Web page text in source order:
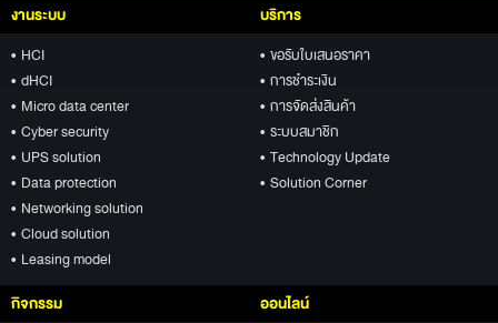
งานระบบ
• HCI
• dHCI
• Micro data center
• Cyber security
• UPS solution
• Data protection
• Networking solution
• Cloud solution
• Leasing model
บริการ
• ขอรับใบเสนอราคา
• การชำระเงิน
• การจัดส่งสินค้า
• ระบบสมาชิก
• Technology Update
• Solution Corner
กิจกรรม ออนไลน์